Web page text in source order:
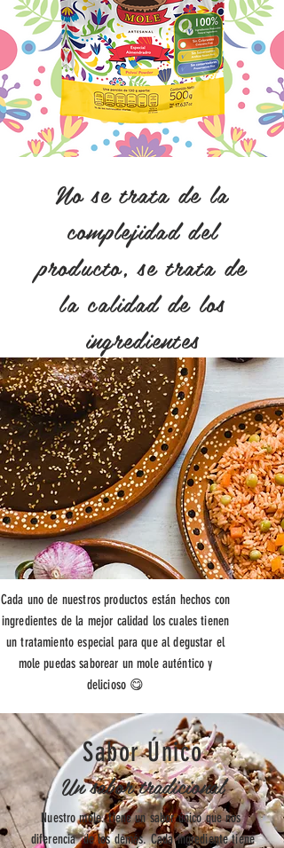
No se trata de la
complejidad del
producto, se trata de
la calidad de los
ingredientes
Cada uno de nuestros productos están hechos con
ingredientes de la mejor calidad los cuales tienen
un tratamiento especial para que al degustar el
mole puedas saborear un mole auténtico y
delicioso 😋
Sabor Único
Un sabor tradicional
Nuestro mole. tiene un sabor único que nos
diferencia de los demás. Cada ingrediente tiene